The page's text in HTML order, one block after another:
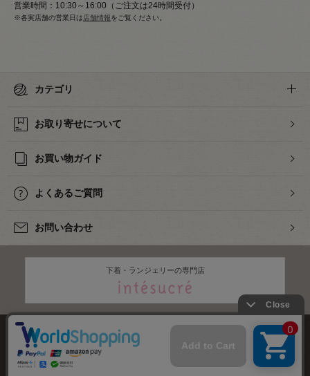
営業時間：10:30～16:00（ご注文は24時間受付）
※各実店舗の営業日は店舗情報をご覧ください。
カテゴリ
お取り寄せについて
お買い物ガイド
よくあるご質問
お問い合わせ
下着・ランジェリーの専門店
株式会社オカダヤ
特定商取引法に基づく表記 プライバシーポリシー サイトマップ